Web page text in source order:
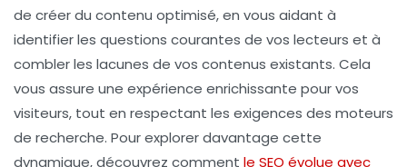
de créer du contenu optimisé, en vous aidant à
identifier les questions courantes de vos lecteurs et à
combler les lacunes de vos contenus existants. Cela
vous assure une expérience enrichissante pour vos
visiteurs, tout en respectant les exigences des moteurs
de recherche. Pour explorer davantage cette
dynamique, découvrez comment le SEO évolue avec